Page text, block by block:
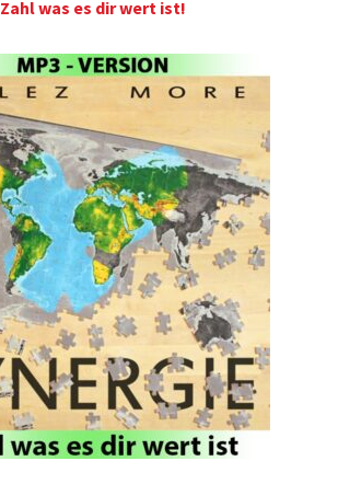
Zahl was es dir wert ist!